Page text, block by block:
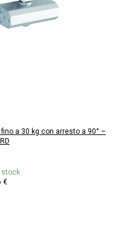
a 30 kg con arresto a 90° –
stock
€